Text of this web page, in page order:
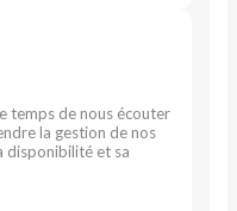
temps de nous écouter
la gestion de nos
disponibilité et sa